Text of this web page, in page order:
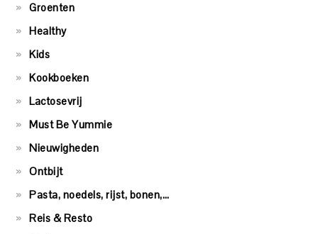
Groenten
Healthy
Kids
Kookboeken
Lactosevrij
Must Be Yummie
Nieuwigheden
Ontbijt
Pasta, noedels, rijst, bonen,…
Reis & Resto